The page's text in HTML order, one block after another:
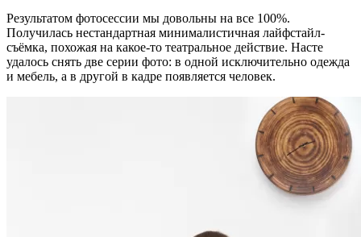
Результатом фотосессии мы довольны на все 100%.
Получилась нестандартная минималистичная лайфстайл-
съёмка, похожая на какое-то театральное действие. Насте
удалось снять две серии фото: в одной исключительно одежда
и мебель, а в другой в кадре появляется человек.